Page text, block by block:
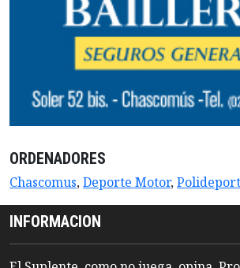
ORDENADORES
Chascomus,Deporte Motor,
INFORMACION